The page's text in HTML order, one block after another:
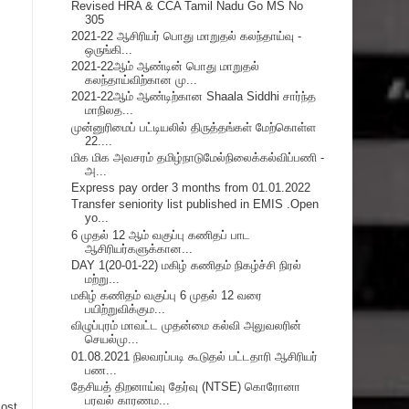
Revised HRA & CCA Tamil Nadu Go MS No
305
2021-22 ஆசிரியர் பொது மாறுதல் கலந்தாய்வு -
ஒருங்கி...
2021-22ஆம் ஆண்டின் பொது மாறுதல்
கலந்தாய்விற்கான மு...
2021-22ஆம் ஆண்டிற்கான Shaala Siddhi சார்ந்த
மாநிலத...
முன்னுரிமைப் பட்டியலில் திருத்தங்கள் மேற்கொள்ள
22....
மிக மிக அவசரம் தமிழ்நாடுமேல்நிலைக்கல்விப்பணி -
அ...
Express pay order 3 months from 01.01.2022
Transfer seniority list published in EMIS .Open
yo...
6 முதல் 12 ஆம் வகுப்பு கணிதப் பாட
ஆசிரியர்களுக்கான...
DAY 1(20-01-22) மகிழ் கணிதம் நிகழ்ச்சி நிரல்
மற்று...
மகிழ் கணிதம் வகுப்பு 6 முதல் 12 வரை
பயிற்றுவிக்கும...
விழுப்புரம் மாவட்ட முதன்மை கல்வி அலுவலரின்
செயல்மு...
01.08.2021 நிலவரப்படி கூடுதல் பட்டதாரி ஆசிரியர்
பண...
தேசியத் திறனாய்வு தேர்வு (NTSE) கொரோனா
பரவல் காரணம...